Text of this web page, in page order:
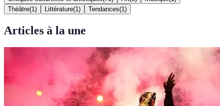
Théâtre(1 ) Littérature(1 ) Tendances(1 )
Articles à la une